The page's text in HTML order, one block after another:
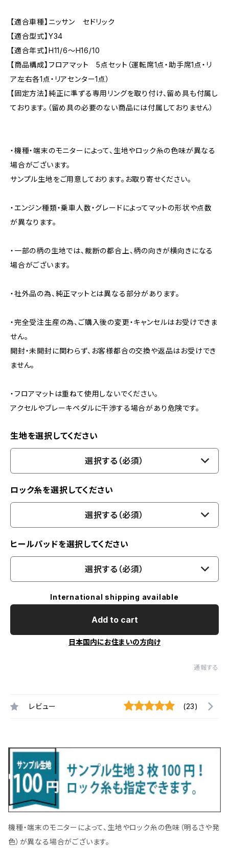
【適合車種】ニッサン セドリック
【適合型式】Y34
【適合年式】H11/6〜H16/10
【商品構成】フロアマット 5点セット（運転席1点・助手席1点・リ
ア左右各1点・リアセンター1点）
【固定方法】純正に準ずる専用リングを取り付け、留め具も付属し
ております。（留め具の必要のない商品には付属しておりません）
・機種・端末のモニターによって、生地やロック糸の色味が異なる
場合がございます。
サンプル生地をご用意しております。お取り寄せください。
・エンジン種類・乗車人数・グレードによってマットの形状や点数
が異なります。
・一部の柄の生地では、裁断の都合上、柄の向きが横向きになる
場合がございます。
・社外品の為、純正マットとは異なる部分があります。
・完全受注生産の為、ご購入後の変更・キャンセルはお受けできま
せん。
開封・未開封に関わらず、お客様都合の交換や返品はお受けでき
ません。
・フロアマットは重ねて使用しないでください。
アクセルやブレーキペダルに干渉する場合があり危険です。
生地を選択してください
選択する（必須）
ロック糸を選択してください
選択する（必須）
ヒールパッドを選択してください
選択する（必須）
International shipping available
Add to cart
日本国内にお住まいの方向け
通報する
レビュー (23)
機種・端末のモニターによって、生地やロック糸の色味（明るさや発
色）が異なる場合がございます。